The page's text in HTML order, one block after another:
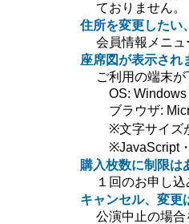
ておりません。
住所を変更したい
会員情報メニ
座席図が表示され
ご利用の端末
OS: Windows
ブラウザ:
※文字サイズ
※JavaScript・
購入枚数に制限は
１回のお申し
キャンセル、変更
公演中止の場